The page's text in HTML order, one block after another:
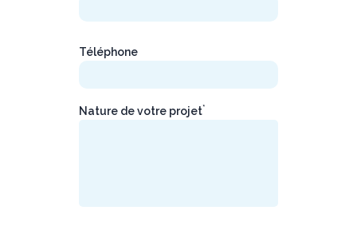
Téléphone
Nature de votre projet*